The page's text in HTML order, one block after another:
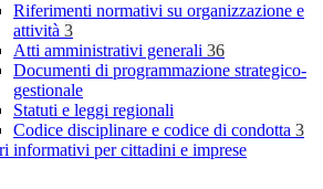
Riferimenti normativi su organizzazione e
attività 3
Atti amministrativi generali 36
Documenti di programmazione strategico-
gestionale
Statuti e leggi regionali
Codice disciplinare e codice di condotta 3
informativi per cittadini e imprese